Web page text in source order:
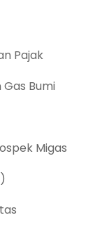
Pajak
Bumi
Migas